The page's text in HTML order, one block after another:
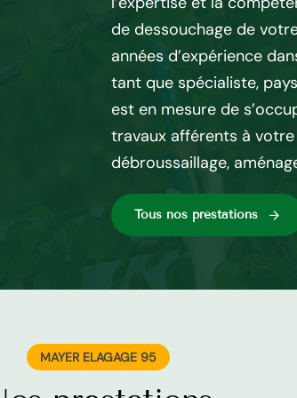
Ainsi,
qui se
rassurez à
de
de dessouchage de
années d’expérience
tant que spécialiste,
est en mesure de
travaux afférents à
débroussaillage,
Tous nos préstations
MAYER ELAGAGE 95